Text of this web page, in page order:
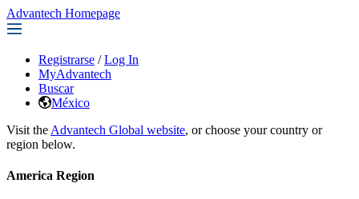
Advantech Homepage
Registrarse / Log In
MyAdvantech
Buscar
México
Visit the Advantech Global website, or choose your country or
region below.
America Region